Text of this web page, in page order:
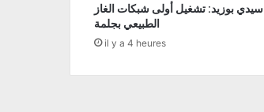
سيدي بوزيد: تشغيل أولى شبكات الغاز
الطبيعي بجلمة
il y a 4 heures